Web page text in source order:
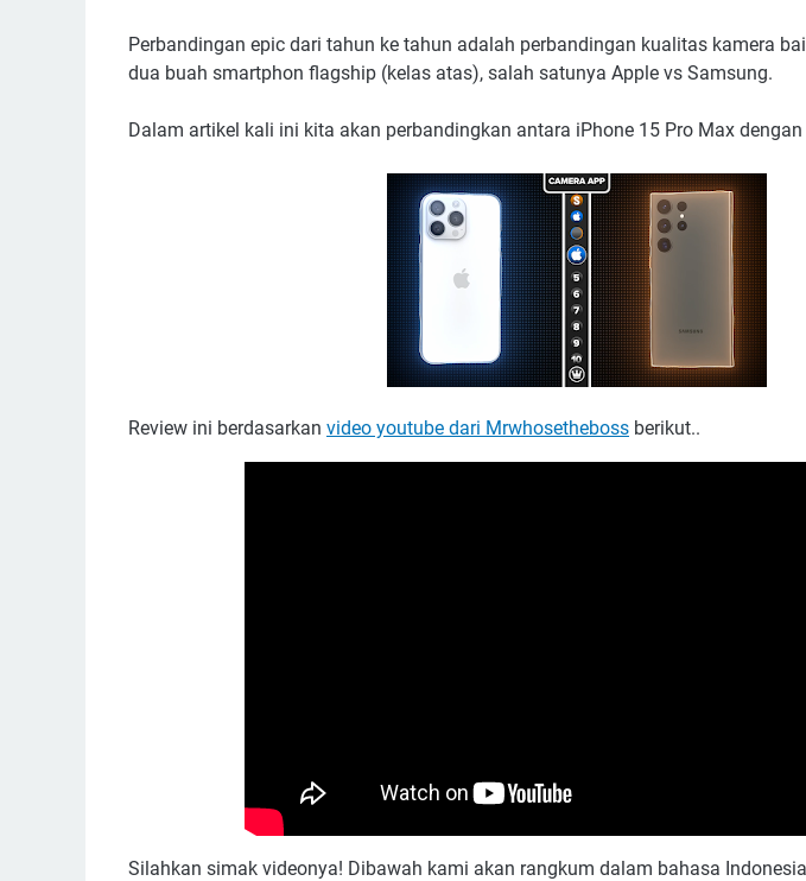
Perbandingan epic dari tahun ke tahun adalah perbandingan kualitas kamera
dua buah smartphon flagship (kelas atas), salah satunya Apple vs Samsung.
Dalam artikel kali ini kita akan perbandingkan antara iPhone 15 Pro Max dengan
Review ini berdasarkan video youtube dari Mrwhosetheboss berikut..
Silahkan simak videonya! Dibawah kami akan rangkum dalam bahasa